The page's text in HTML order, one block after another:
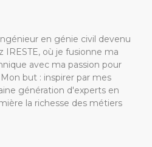
en génie civil devenu
IRESTE, où je fusionne ma
avec ma passion pour
but : inspirer par mes
génération d'experts en
la richesse des métiers